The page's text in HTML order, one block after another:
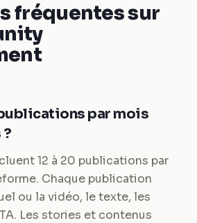
fréquentes sur
par mois
12 à 20 publications par
Chaque publication
ou la vidéo, le texte, les
Les stories et contenus